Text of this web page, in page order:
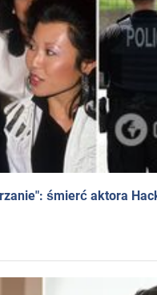
śmierć aktora